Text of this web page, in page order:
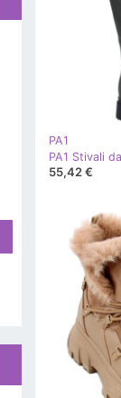
PA1
55,42 €